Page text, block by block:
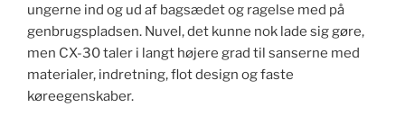
ungerne ind og ud af bagsædet og ragelse med på
genbrugspladsen. Nuvel, det kunne nok lade sig gøre,
men CX-30 taler i langt højere grad til sanserne med
materialer, indretning, flot design og faste
køreegenskaber.